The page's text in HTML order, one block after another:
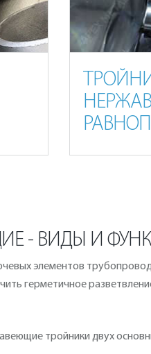
- ВИДЫ И
элементов
герметичное
тройники двух